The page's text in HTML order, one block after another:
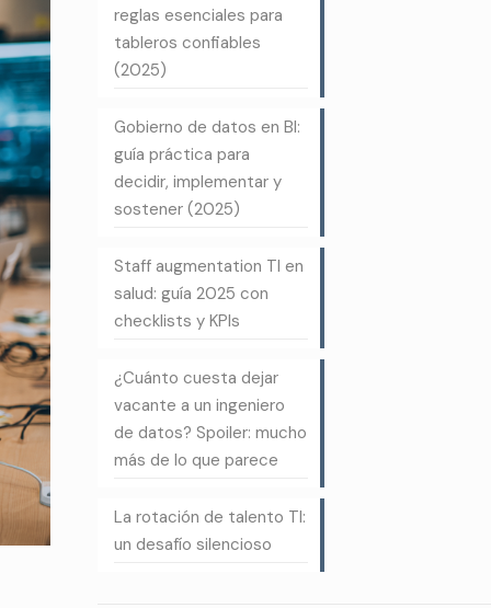
reglas esenciales para
tableros confiables
(2025)
Gobierno de datos en BI:
guía práctica para
decidir, implementar y
sostener (2025)
Staff augmentation TI en
salud: guía 2025 con
checklists y KPIs
¿Cuánto cuesta dejar
vacante a un ingeniero
de datos? Spoiler: mucho
más de lo que parece
La rotación de talento TI:
un desafío silencioso